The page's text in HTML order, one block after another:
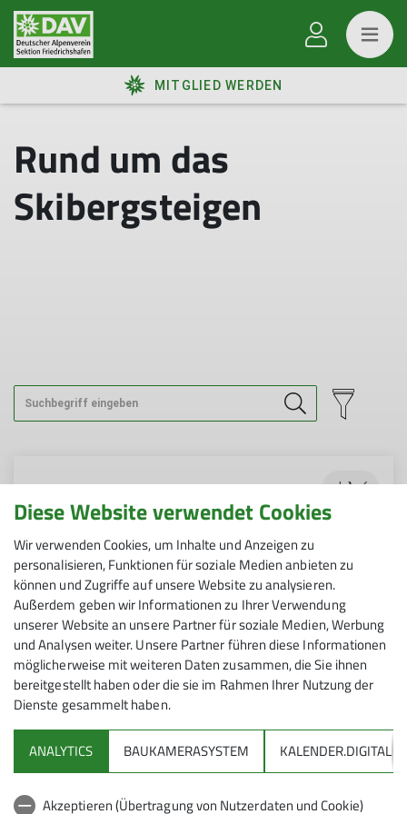
MITGLIED WERDEN
Rund um das
Skibergsteigen
Jahr
Feb Mär Apr Mai Jun
Okt
Diese Website verwendet Cookies
Wir verwenden Cookies, um Inhalte und Anzeigen zu
personalisieren, Funktionen für soziale Medien anbieten zu
können und Zugriffe auf unsere Website zu analysieren.
Außerdem geben wir Informationen zu Ihrer Verwendung
unserer Website an unsere Partner für soziale Medien, Werbung
und Analysen weiter. Unsere Partner führen diese Informationen
möglicherweise mit weiteren Daten zusammen, die Sie ihnen
bereitgestellt haben oder die sie im Rahmen Ihrer Nutzung der
Dienste gesammelt haben.
ANALYTICS BAUKAMERASYSTEM KALENDER.DIGITAL
Akzeptieren (Übertragung von Nutzerdaten und Cookie)